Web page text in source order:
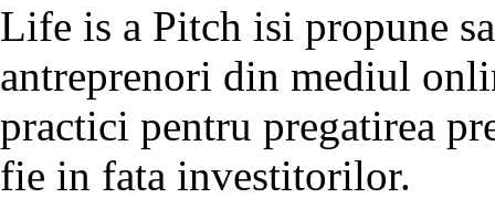
Life is a Pitch isi propune
antreprenori din mediul
practici pentru pregatirea
fie in fata investitorilor.